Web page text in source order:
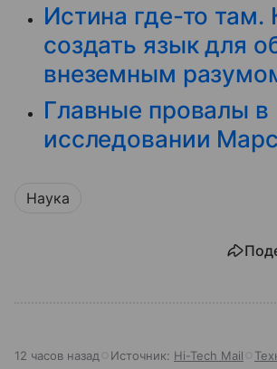
Истина где-то там.
создать язык для
внеземным
Главные провалы в
исследовании
Наука
12 часов назад Источник: Hi-Tech Mail